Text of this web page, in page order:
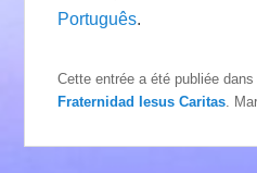
Português.
Cette entrée a été publiée
Fraternidad Iesus Caritas .